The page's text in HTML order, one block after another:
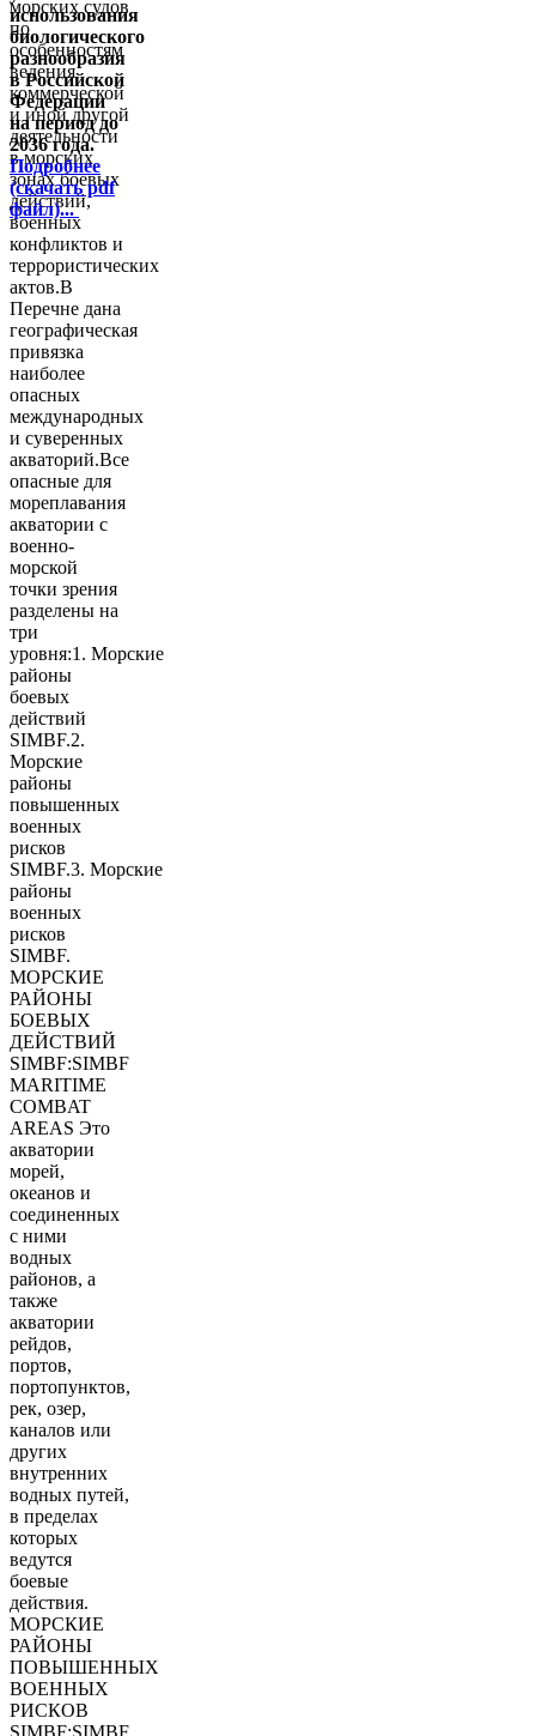
морских судов
по
особенностям
ведения
коммерческой
и иной другой
деятельности
в морских
зонах боевых
действий,
военных
конфликтов и
террористических
актов.В
Перечне дана
географическая
привязка
наиболее
опасных
международных
и суверенных
акваторий.Все
опасные для
мореплавания
акватории с
военно-
морской
точки зрения
разделены на
три
уровня:1. Морские
районы
боевых
действий
SIMBF.2.
Морские
районы
повышенных
военных
рисков
SIMBF.3. Морские
районы
военных
рисков
SIMBF.
МОРСКИЕ
РАЙОНЫ
БОЕВЫХ
ДЕЙСТВИЙ
SIMBF:SIMBF
MARITIME
COMBAT
AREAS Это
акватории
морей,
океанов и
соединенных
с ними
водных
районов, а
также
акватории
рейдов,
портов,
портопунктов,
рек, озер,
каналов или
других
внутренних
водных путей,
в пределах
которых
ведутся
боевые
действия.
МОРСКИЕ
РАЙОНЫ
ПОВЫШЕННЫХ
ВОЕННЫХ
РИСКОВ
SIMBF:SIMBF
использования
биологического
разнообразия
в Российской
Федерации
на период до
2036 года.
Подробнее
(скачать pdf
файл)...